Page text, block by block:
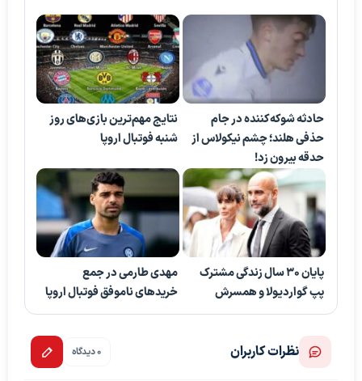
حادثه شوکه‌کننده در جام
حذفی هلند؛ چشم نیکولاس از
حدقه بیرون زد!
نتایج مهم‌ترین بازی‌های روز
شنبه فوتبال اروپا
پایان ۳۰ سال زندگی مشترک
پپ گواردیولا و همسرش
مهدی طارمی در جمع
خریدهای ناموفق فوتبال اروپا
نظرات کاربران 0 دیدگاه